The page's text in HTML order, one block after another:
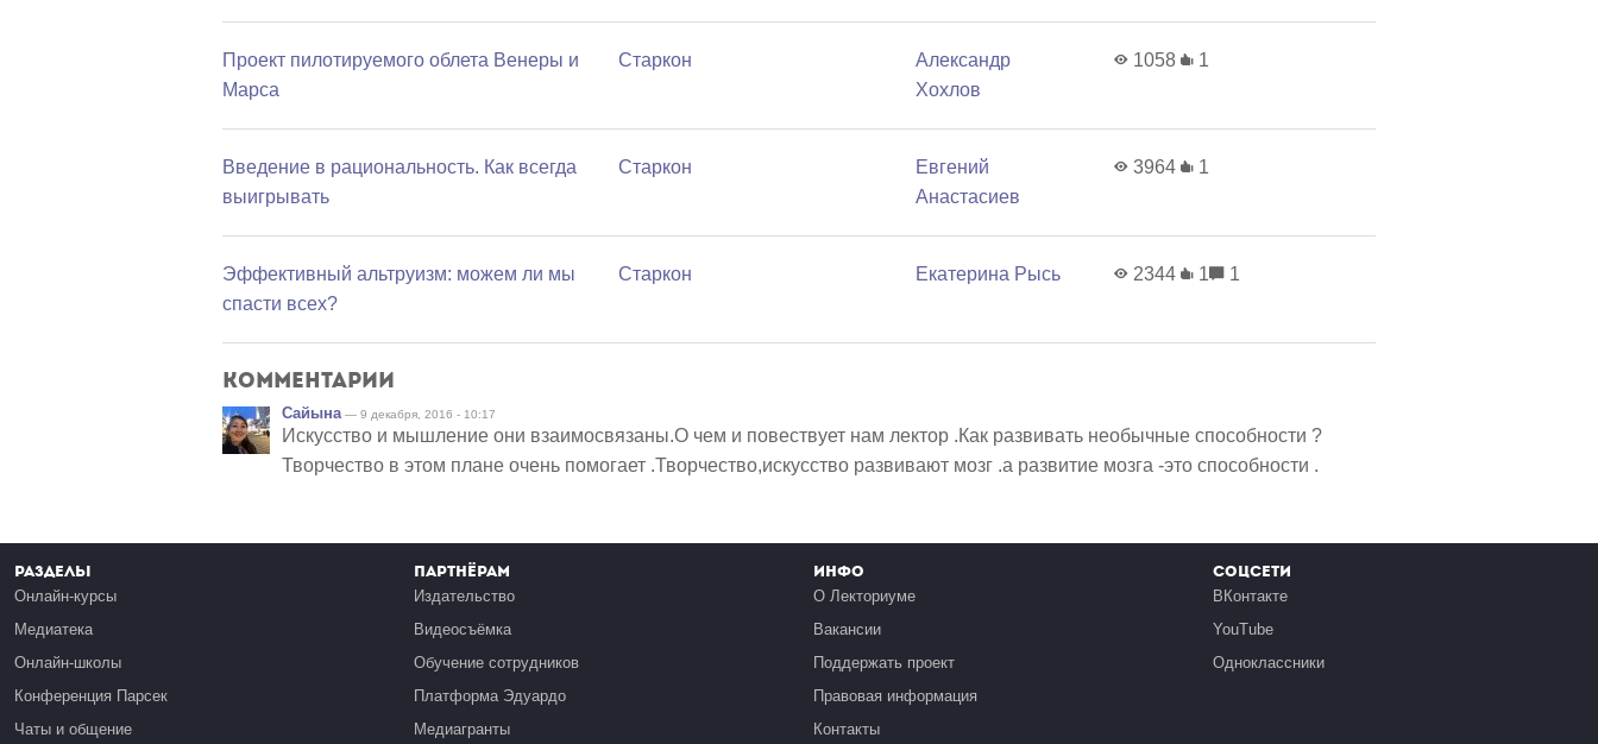
Проект пилотируемого облета Венеры и
Марса
Старкон
Александр
Хохлов
1058 1
Введение в рациональность. Как всегда
выигрывать
Старкон
Евгений
Анастасиев
3964 1
Эффективный альтруизм: можем ли мы
спасти всех?
Старкон Екатерина Рысь 2344 1 1
Комментарии
Сайына — 9 декабря, 2016 - 10:17
Искусство и мышление они взаимосвязаны.О чем и повествует нам лектор .Как развивать необычные способности ?
Творчество в этом плане очень помогает .Творчество,искусство развивают мозг .а развитие мозга -это способности .
Разделы
Онлайн-курсы
Медиатека
Онлайн-школы
Конференция Парсек
Чаты и общение
Партнёрам
Издательство
Видеосъёмка
Обучение сотрудников
Платформа Эдуардо
Медиагранты
Инфо
О Лекториуме
Вакансии
Поддержать проект
Правовая информация
Контакты
Соцсети
ВКонтакте
YouTube
Одноклассники